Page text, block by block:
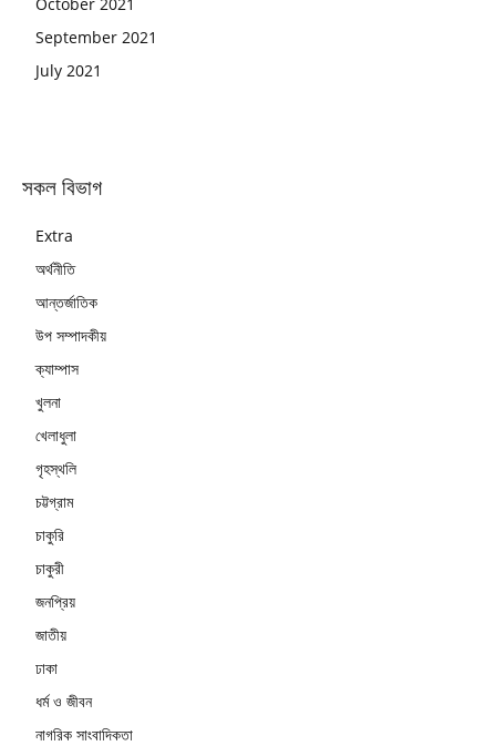
September 2021
July 2021
সকল বিভাগ
Extra
অর্থনীতি
আন্তর্জাতিক
উপ সম্পাদকীয়
ক্যাম্পাস
খুলনা
খেলাধুলা
গৃহস্থলি
চট্টগ্রাম
চাকুরি
চাকুরী
জনপ্রিয়
জাতীয়
ঢাকা
ধর্ম ও জীবন
নাগরিক সাংবাদিকতা